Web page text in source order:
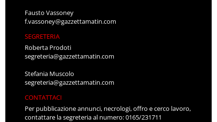
Fausto Vassoney
f.vassoney@gazzettamatin.com
SEGRETERIA
Roberta Prodoti
segreteria@gazzettamatin.com
Stefania Muscolo
segreteria@gazzettamatin.com
CONTATTACI
Per pubblicazione annunci, necrologi, offro e cerco lavoro,
contattare la segreteria al numero: 0165/231711